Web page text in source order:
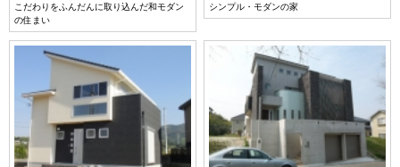
こだわりをふんだんに取り込んだ和モダン
の住まい
シンプル・モダンの家